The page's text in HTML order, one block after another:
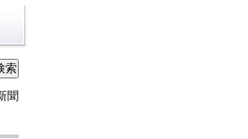
聞